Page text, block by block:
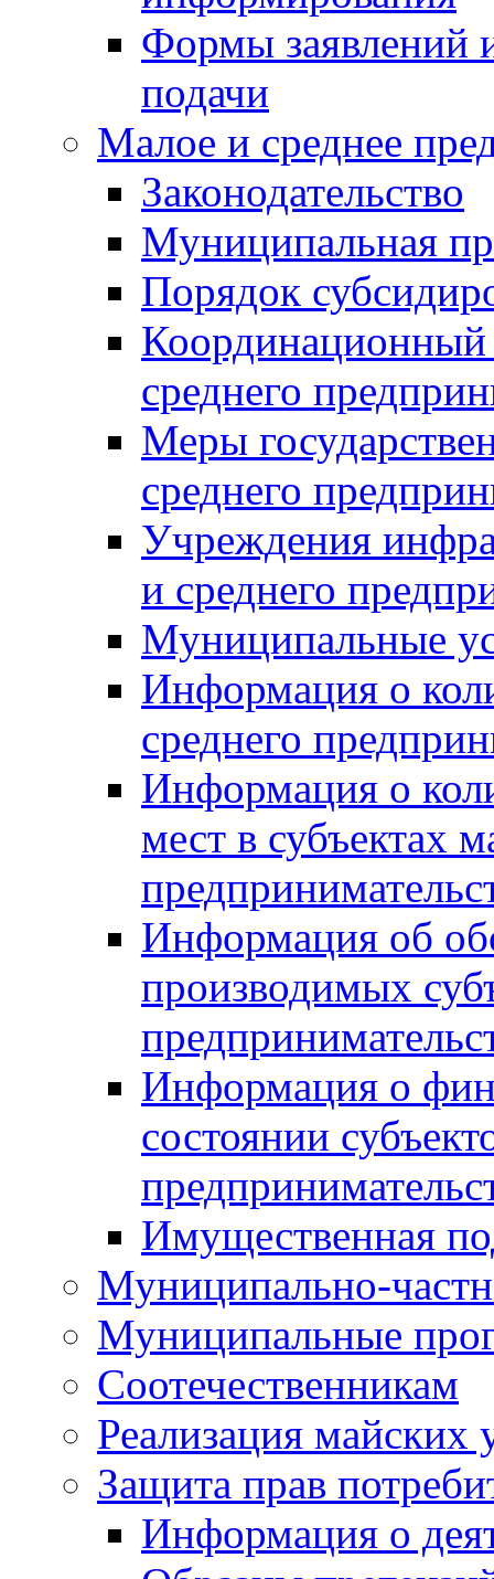
Формы заявлений
подачи
Малое и среднее
Законодательство
Муниципальная
Порядок
Координационный
среднего
Меры
среднего
Учреждения
и среднего
Муниципальные
Информация о
среднего
Информация о
мест в субъектах
Информация об
производимых
Информация о
состоянии
Имущественная
Муниципально-
Муниципальные
Соотечественникам
Реализация майских
Защита прав
Информация о